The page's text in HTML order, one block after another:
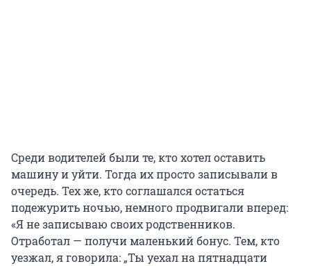
Среди водителей были те, кто хотел оставить
машину и уйти. Тогда их просто записывали в
очередь. Тех же, кто соглашался остаться
подежурить ночью, немного продвигали вперед:
«Я не записываю своих родственников.
Отработал — получи маленький бонус. Тем, кто
уезжал, я говорила: „Ты уехал на пятнадцати